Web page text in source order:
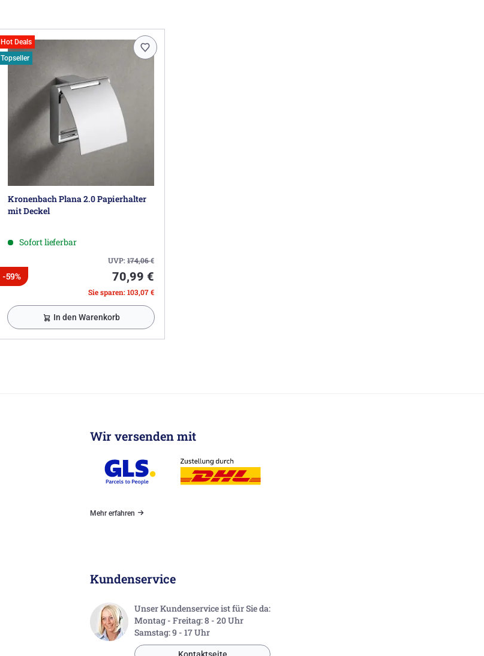
Hot Deals
Topseller
Kronenbach Plana 2.0 Papierhalter
mit Deckel
Sofort lieferbar
UVP:174,06€
-59% 70,99 €
Sie sparen: 103,07 €
In den Warenkorb
Wir versenden mit
Mehr erfahren
Kundenservice
Unser Kundenservice ist für Sie da:
Montag - Freitag: 8 - 20 Uhr
Samstag: 9 - 17 Uhr